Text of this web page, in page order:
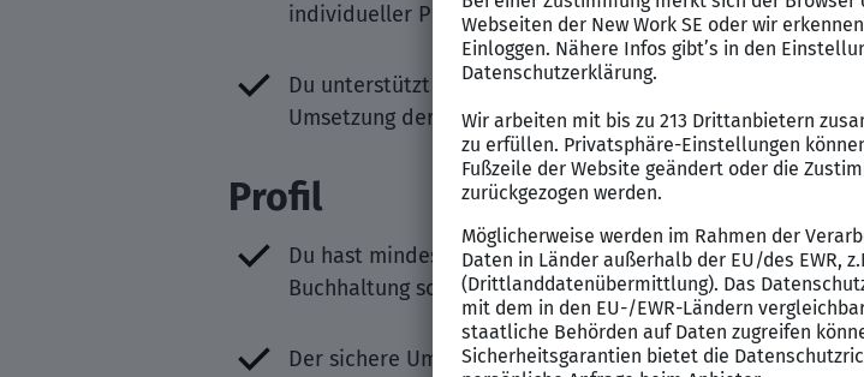
individueller Projektansätze.
Du unterstützt mittelständische sowie international
Umsetzung der steuerlichen Anforderungen.
Profil
Du hast mindestens 2 Jahre Erfahrung in der
Buchhaltung sowie bei der Unterstützung von
Der sichere Umgang mit gängigen Steuerprogrammen